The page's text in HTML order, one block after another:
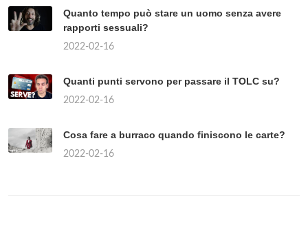
Quanto tempo può stare un uomo senza avere
rapporti sessuali?
2022-02-16
Quanti punti servono per passare il TOLC su?
2022-02-16
Cosa fare a burraco quando finiscono le carte?
2022-02-16